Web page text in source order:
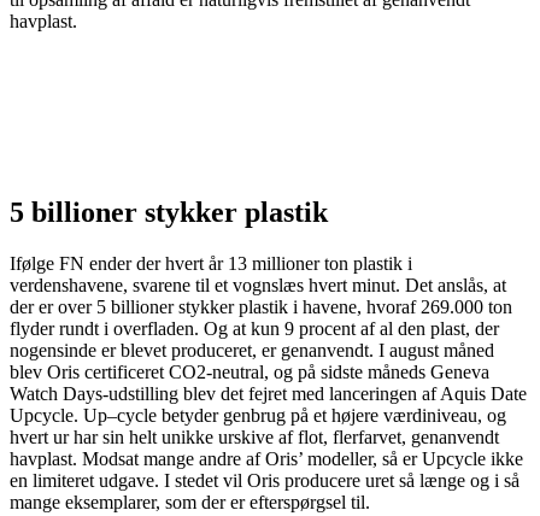
havplast.
5 billioner stykker plastik
Ifølge FN ender der hvert år 13 millioner ton plastik i
verdenshavene, svarene til et vognslæs hvert minut. Det anslås, at
der er over 5 billioner stykker plastik i havene, hvoraf 269.000 ton
flyder rundt i overfladen. Og at kun 9 procent af al den plast, der
nogensinde er blevet produceret, er genanvendt. I august måned
blev Oris certificeret CO2-neutral, og på sidste måneds Geneva
Watch Days-udstilling blev det fejret med lanceringen af Aquis Date
Upcycle. Up–cycle betyder genbrug på et højere værdiniveau, og
hvert ur har sin helt unikke urskive af flot, flerfarvet, genanvendt
havplast. Modsat mange andre af Oris’ modeller, så er Upcycle ikke
en limiteret udgave. I stedet vil Oris producere uret så længe og i så
mange eksemplarer, som der er efterspørgsel til.